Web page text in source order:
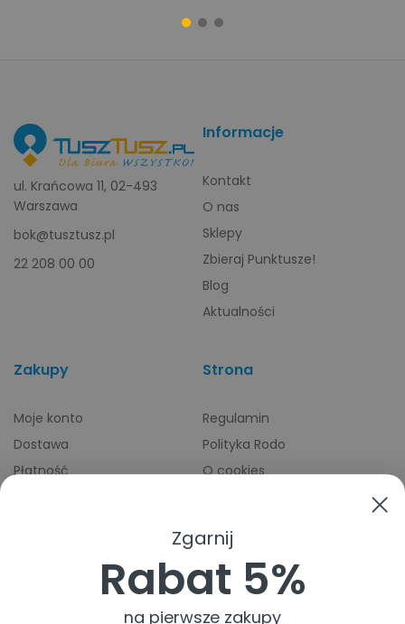
ul. Krańcowa 11, 02-493
Warszawa
bok@tusztusz.pl
22 208 00 00
Informacje
Kontakt
O nas
Sklepy
Zbieraj Punktusze!
Blog
Aktualności
Zakupy
Moje konto
Dostawa
Płatność
Strona
Regulamin
Polityka Rodo
O cookies
Zgarnij
Rabat 5%
na pierwsze zakupy